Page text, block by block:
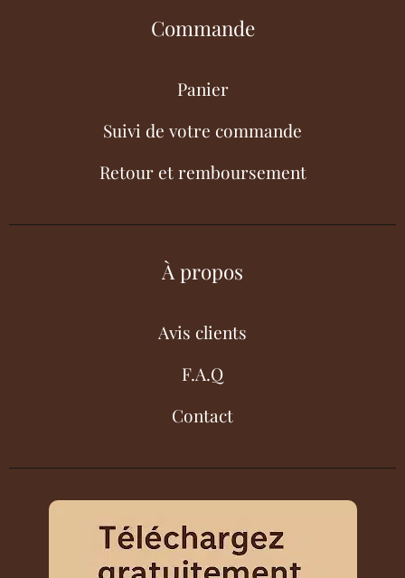
Commande
Panier
Suivi de votre commande
Retour et remboursement
À propos
Avis clients
F.A.Q
Contact